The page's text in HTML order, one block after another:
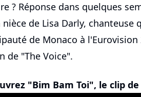
? Réponse dans quelques
nièce de Lisa Darly, chanteuse
de Monaco à
de "The Voice".
"Bim Bam Toi", le clip